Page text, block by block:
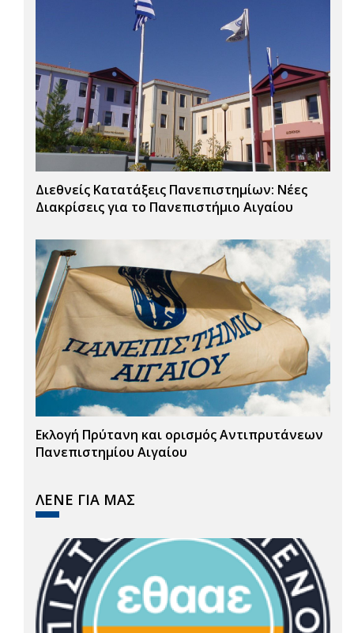
Διεθνείς Κατατάξεις Πανεπιστημίων: Νέες
Διακρίσεις για το Πανεπιστήμιο Αιγαίου
Εκλογή Πρύτανη και ορισμός Αντιπρυτάνεων
Πανεπιστημίου Αιγαίου
ΛΕΝΕ ΓΙΑ ΜΑΣ